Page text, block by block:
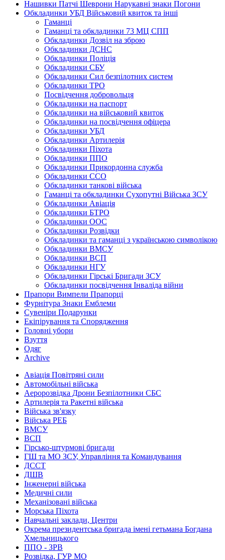
Нашивки Патчі Шеврони Нарукавні знаки Погони
Обкладинки УБД Військовий квиток та інші
Гаманці
Гаманці та обкладинки 73 МЦ СПП
Обкладинки Дозвіл на зброю
Обкладинки ДСНС
Обкладинки Поліція
Обкладинки СБУ
Обкладинки Сил безпілотних систем
Обкладинки ТРО
Посвідчення добровольця
Обкладинки на паспорт
Обкладинки на військовий квиток
Обкладинки на посвідчення офіцера
Обкладинки УБД
Обкладинки Артилерія
Обкладинки Піхота
Обкладинки ППО
Обкладинки Прикордонна служба
Обкладинки ССО
Обкладинки танкові війська
Гаманці та обкладинки Сухопутні Війська ЗСУ
Обкладинки Авіація
Обкладинки БТРО
Обкладинки ООС
Обкладинки Розвідки
Обкладинки та гаманці з українською символікою
Обкладинки ВМСУ
Обкладинки ВСП
Обкладинки НГУ
Обкладинки Гірські Бригади ЗСУ
Обкладинки посвідчення Інваліда війни
Прапори Вимпели Прапорці
Фурнітура Знаки Емблеми
Сувеніри Подарунки
Екіпірування та Спорядження
Головні убори
Взуття
Одяг
Archive
Авіація Повітряні сили
Автомобільні війська
Аеророзвідка Дрони Безпілотники СБС
Артилерія та Ракетні війська
Війська зв'язку
Війська РЕБ
ВМСУ
ВСП
Гірсько-штурмові бригади
ГШ та МО ЗСУ, Управління та Командування
ДССТ
ДШВ
Інженерні війська
Медичні сили
Механізовані війська
Морська Піхота
Навчальні заклади, Центри
Окрема президентська бригада імені гетьмана Богдана
Хмельницького
ППО - ЗРВ
Розвідка, ГУР МО